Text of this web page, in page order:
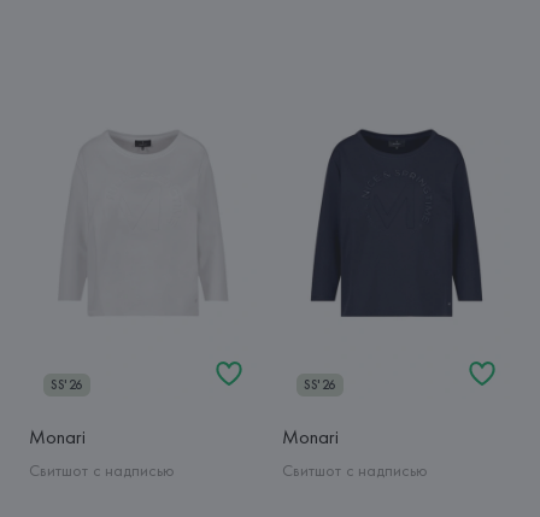
SS'26
Monari
Свитшот с надписью
SS'26
Monari
Свитшот с надписью